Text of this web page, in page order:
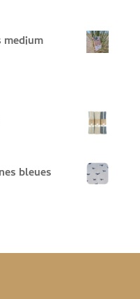
bleues